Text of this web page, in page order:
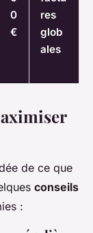
0
€
res
glob
ales
de ce que
conseils
: